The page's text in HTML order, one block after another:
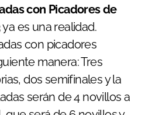
con Picadores de
ya es una realidad.
con picadores
manera: Tres
dos semifinales y la
serán de 4 novillos a